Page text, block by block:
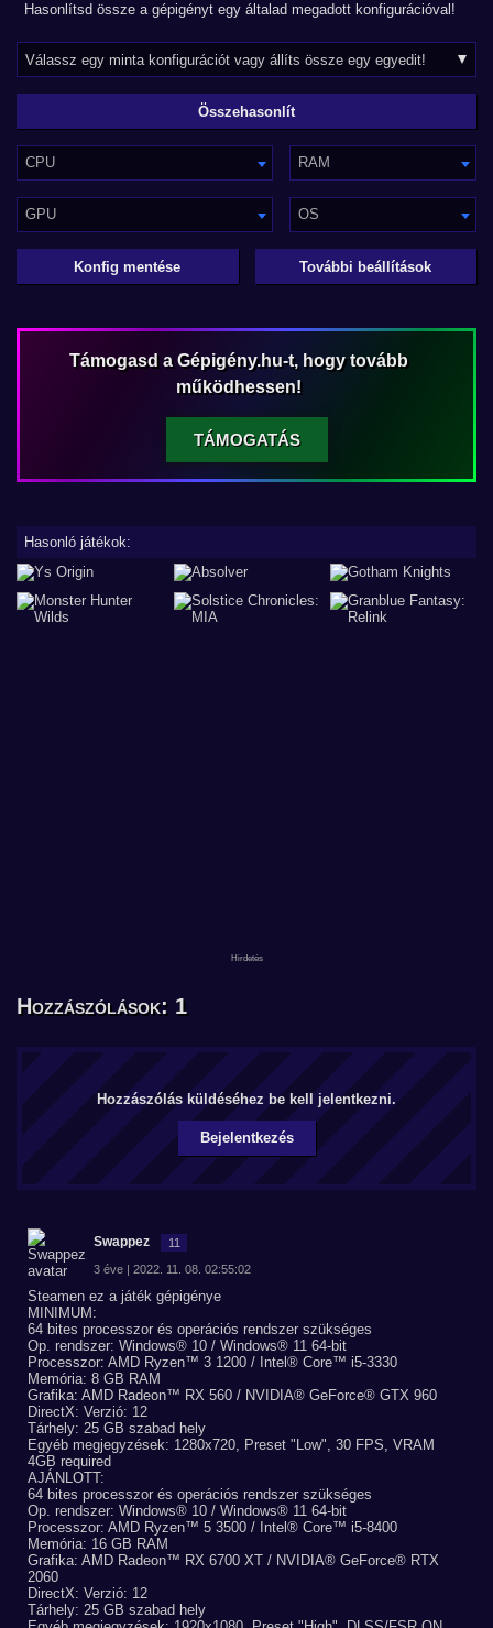
Hasonlítsd össze a gépigényt egy általad megadott konfigurációval!
CPU RAM
GPU OS
Konfig mentése További beállítások
Támogasd a Gépigény.hu-t, hogy tovább
működhessen!
TÁMOGATÁS
Hasonló játékok:
Hozzászólások: 1
Hozzászólás küldéséhez be kell jelentkezni.
Bejelentkezés
Swappez 11
3 éve | 2022. 11. 08. 02:55:02
Steamen ez a játék gépigénye
MINIMUM:
64 bites processzor és operációs rendszer szükséges
Op. rendszer: Windows® 10 / Windows® 11 64-bit
Processzor: AMD Ryzen™ 3 1200 / Intel® Core™ i5-3330
Memória: 8 GB RAM
Grafika: AMD Radeon™ RX 560 / NVIDIA® GeForce® GTX 960
DirectX: Verzió: 12
Tárhely: 25 GB szabad hely
Egyéb megjegyzések: 1280x720, Preset "Low", 30 FPS, VRAM
4GB required
AJÁNLOTT:
64 bites processzor és operációs rendszer szükséges
Op. rendszer: Windows® 10 / Windows® 11 64-bit
Processzor: AMD Ryzen™ 5 3500 / Intel® Core™ i5-8400
Memória: 16 GB RAM
Grafika: AMD Radeon™ RX 6700 XT / NVIDIA® GeForce® RTX
2060
DirectX: Verzió: 12
Tárhely: 25 GB szabad hely